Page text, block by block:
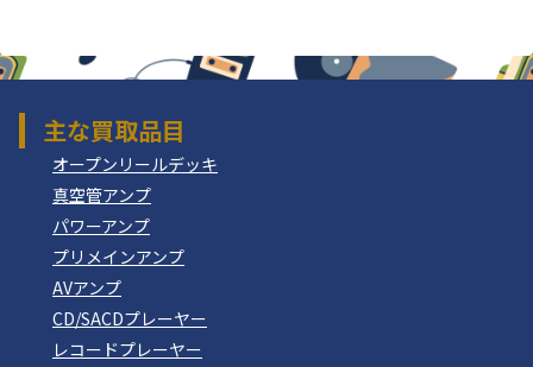
主な買取品目
オープンリールデッキ
真空管アンプ
パワーアンプ
プリメインアンプ
AVアンプ
CD/SACDプレーヤー
レコードプレーヤー